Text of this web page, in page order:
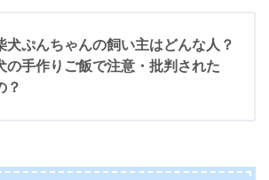
犬ぷんちゃんの飼い主はどんな人？
の手作りご飯で注意・批判された
？